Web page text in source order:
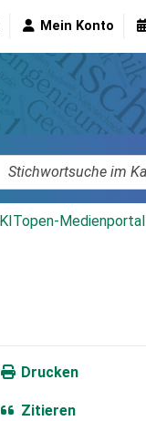
Mein Konto
KITopen-Medienportal
Drucken
Zitieren